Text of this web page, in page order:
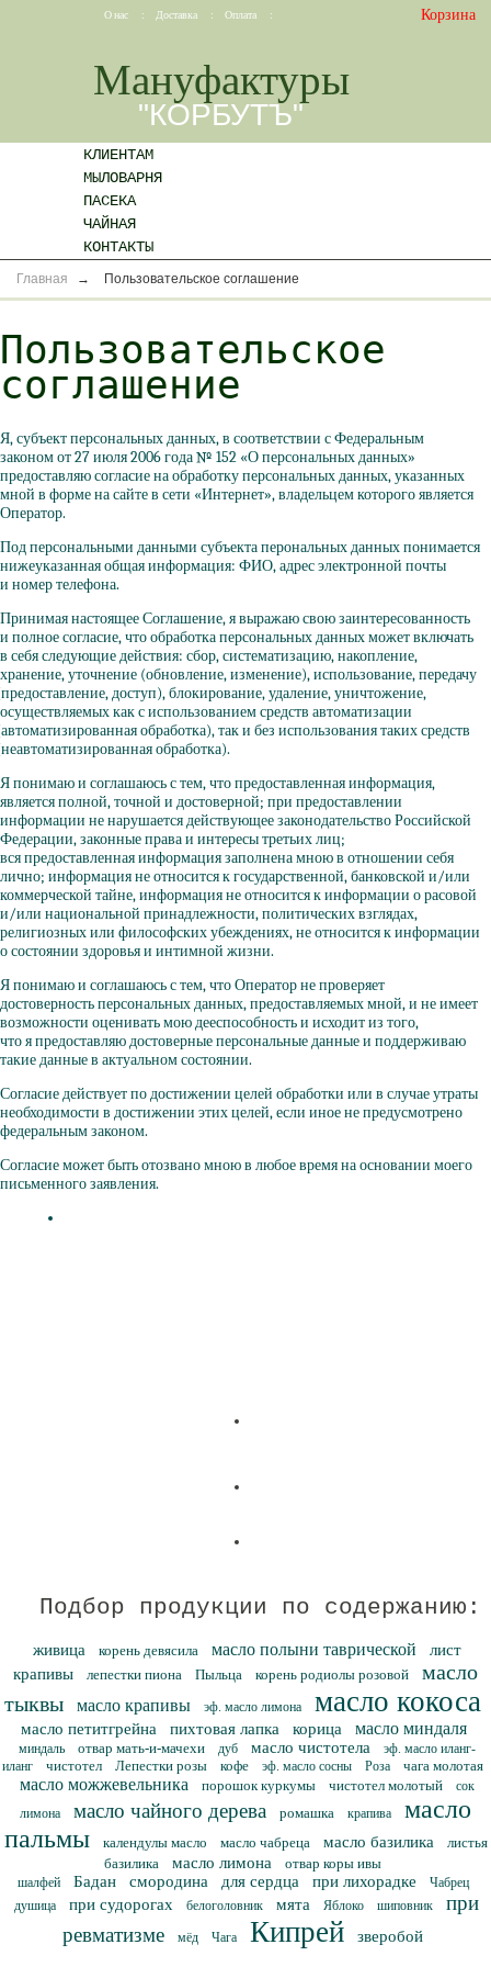
О нас : Доставка : Оплата : Корзина
Мануфактуры
"КОРБУТЪ"
КЛИЕНТАМ
МЫЛОВАРНЯ
ПАСЕКА
ЧАЙНАЯ
КОНТАКТЫ
Главная → Пользовательское соглашение
Пользовательское
соглашение
Я, субъект персональных данных, в соответствии с Федеральным
законом от 27 июля 2006 года № 152 «Оперсональных данных»
предоставляю согласие на обработку персональных данных, указанных
мной в форме на сайте в сети «Интернет», владельцем которого является
Оператор.
Под персональными данными субъекта перональных данных понимается
нижеуказанная общая информация: ФИО, адрес электронной почты
и номер телефона.
Принимая настоящее Соглашение, я выражаю свою заинтересованность
и полное согласие, что обработка персональных данных может включать
в себя следующие действия: сбор, систематизацию, накопление,
хранение, уточнение (обновление, изменение), использование, передачу
, доступ), блокирование, удаление, уничтожение,
осуществляемых как с использованием средств автоматизации
обработка), так и без использования таких средств
обработка).
Я понимаю и соглашаюсь с тем, что предоставленная информация,
является полной, точной и достоверной; при предоставлении
информации не нарушается действующее законодательство Российской
Федерации, законные права и интересы третьих лиц;
вся предоставленная информация заполнена мною в отношении себя
лично; информация не относится к государственной, банковской и/или
коммерческой тайне, информация не относится к информации о расовой
и/или национальной принадлежности, политических взглядах,
религиозных или философских убеждениях, не относится к информации
о состоянии здоровья и интимной жизни.
Я понимаю и соглашаюсь с тем, что Оператор не проверяет
достоверность персональных данных, предоставляемых мной, и не имеет
возможности оценивать мою дееспособность и исходит из того,
что я предоставляю достоверные персональные данные и поддерживаю
такие данные в актуальном состоянии.
Согласие действует по достижении целей обработки или в случае утраты
необходимости в достижении этих целей, если иное не предусмотрено
федеральным законом.
Согласие может быть отозвано мною в любое время на основании моего
письменного заявления.
Подбор продукции по содержанию:
живица корень девясила масло полыни таврической
лист
крапивы
лепестки пиона Пыльца корень родиолы розовой
масло
тыквы
масло крапивы эф. масло лимона масло кокоса
масло петитгрейна пихтовая лапка корица масло миндаля
миндаль отвар мать-и-мачехи дуб масло чистотела
эф. масло иланг-
иланг
чистотел Лепестки розы кофе эф. масло сосны Роза чага молотая
масло можжевельника порошок куркумы чистотел молотый
сок
лимона
масло чайного дерева ромашка крапива
масло
пальмы
календулы масло масло чабреца масло базилика
листья
базилика
масло лимона отвар коры ивы
шалфей Бадан смородина для сердца при лихорадке
Чабрец
душица
при судорогах белоголовник мята Яблоко шиповник
при
ревматизме
мёд Чага Кипрей зверобой